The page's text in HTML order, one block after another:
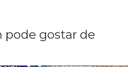
gostar de